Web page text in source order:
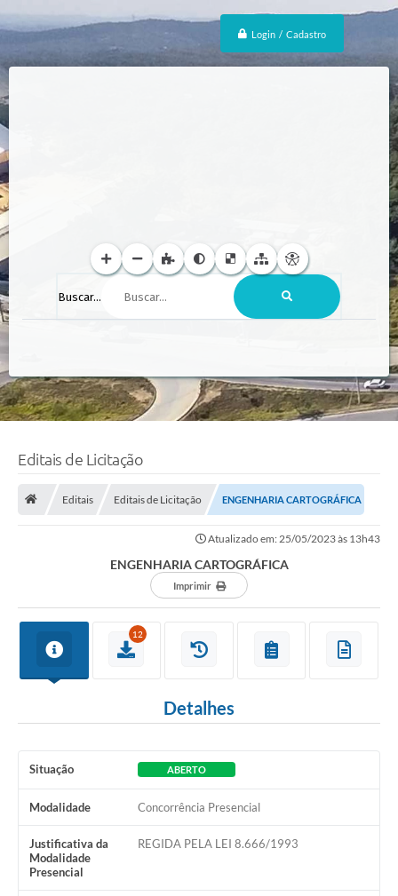
Login / Cadastro
Buscar...
Editais de Licitação
Editais Editais de Licitação ENGENHARIA CARTOGRÁFICA
Atualizado em: 25/05/2023 às 13h43
ENGENHARIA CARTOGRÁFICA
Imprimir
12
Detalhes
Situação ABERTO
Modalidade Concorrência Presencial
Justificativa da
Modalidade
Presencial
REGIDA PELA LEI 8.666/1993